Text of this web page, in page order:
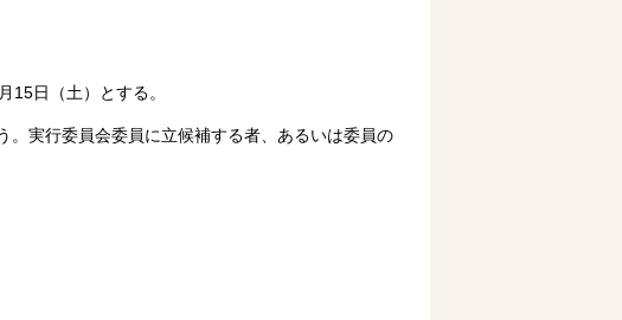
日（土）とする。
実行委員会委員に立候補する者、あるいは委員の